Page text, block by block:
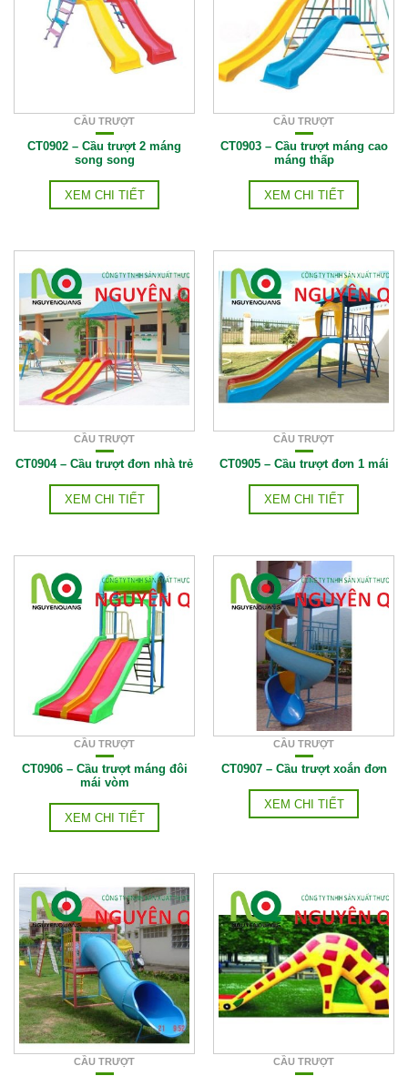
CẦU TRƯỢT
CT0902 – Cầu trượt 2 máng
song song
XEM CHI TIẾT
CẦU TRƯỢT
CT0903 – Cầu trượt máng cao
máng thấp
XEM CHI TIẾT
CẦU TRƯỢT
CT0904 – Cầu trượt đơn nhà trẻ
XEM CHI TIẾT
CẦU TRƯỢT
CT0905 – Cầu trượt đơn 1 mái
XEM CHI TIẾT
CẦU TRƯỢT
CT0906 – Cầu trượt máng đôi
mái vòm
XEM CHI TIẾT
CẦU TRƯỢT
CT0907 – Cầu trượt xoắn đơn
XEM CHI TIẾT
CẦU TRƯỢT CẦU TRƯỢT